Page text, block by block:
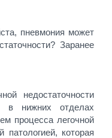
пневмония может
Заранее
недостаточности
в нижних отделах
процесса легочной
патологией, которая